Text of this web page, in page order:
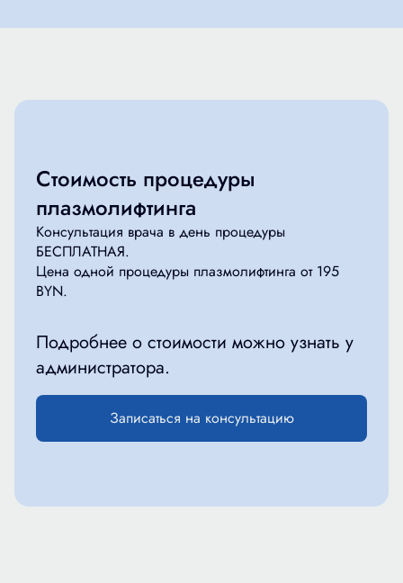
Стоимость процедуры
плазмолифтинга
Консультация врача в день процедуры
БЕСПЛАТНАЯ.
Цена одной процедуры плазмолифтинга от 195
BYN.
Подробнее о стоимости можно узнать у
администратора.
Записаться на консультацию